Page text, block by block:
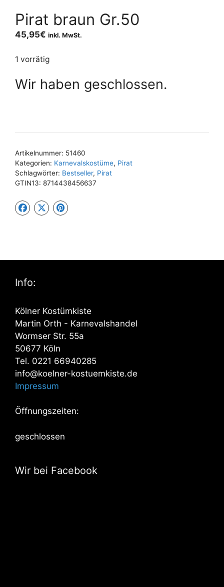
Pirat braun Gr.50
45,95€ inkl. MwSt.
1 vorrätig
Wir haben geschlossen.
Artikelnummer: 51460
Kategorien: Karnevalskostüme, Pirat
Schlagwörter: Bestseller, Pirat
GTIN13: 8714438456637
Info:
Kölner Kostümkiste
Martin Orth - Karnevalshandel
Wormser Str. 55a
50677 Köln
Tel. 0221 66940285
info@koelner-kostuemkiste.de
Impressum
Öffnungszeiten:
geschlossen
Wir bei Facebook